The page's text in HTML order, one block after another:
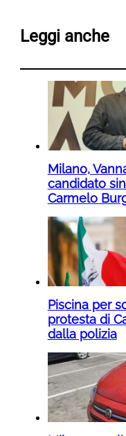
Leggi anche
Milano,
candidato
Carmelo
Piscina per
protesta di
dalla polizia